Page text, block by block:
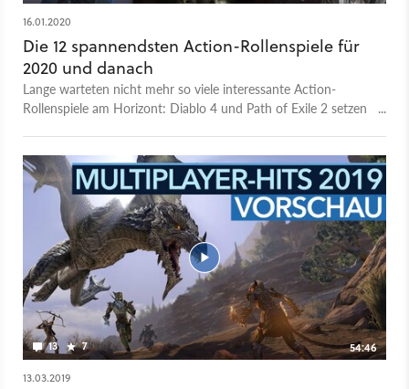
16.01.2020
Die 12 spannendsten Action-Rollenspiele für
2020 und danach
Lange warteten nicht mehr so viele interessante Action-
Rollenspiele am Horizont: Diablo 4 und Path of Exile 2 setzen
genauso wie aus Korea! Maurice gibt euch in diesem Video
einen Überblick über die spannendsten Hack'n'Slays der
Zukunft. Wenn ihr lieber direkt losspielen wollt, haben wir
euch auch die besten aktuellen Diablo-Alternativen
aufgelistet!
13 7
54:46
13.03.2019